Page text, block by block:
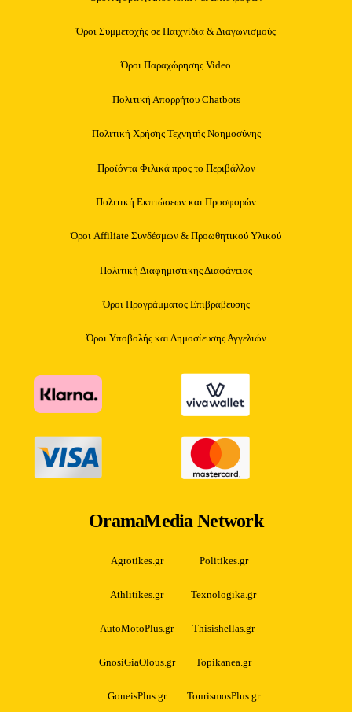
Όροι Συμμετοχής σε Παιχνίδια & Διαγωνισμούς
Όροι Παραχώρησης Video
Πολιτική Απορρήτου Chatbots
Πολιτική Χρήσης Τεχνητής Νοημοσύνης
Προϊόντα Φιλικά προς το Περιβάλλον
Πολιτική Εκπτώσεων και Προσφορών
Όροι Affiliate Συνδέσμων & Προωθητικού Υλικού
Πολιτική Διαφημιστικής Διαφάνειας
Όροι Προγράμματος Επιβράβευσης
Όροι Υποβολής και Δημοσίευσης Αγγελιών
OramaMedia Network
Agrotikes.gr Politikes.gr
Athlitikes.gr Texnologika.gr
AutoMotoPlus.gr Thisishellas.gr
GnosiGiaOlous.gr Topikanea.gr
GoneisPlus.gr TourismosPlus.gr